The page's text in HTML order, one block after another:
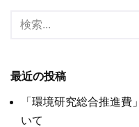
最近の投稿
「環境研究総合推進
いて